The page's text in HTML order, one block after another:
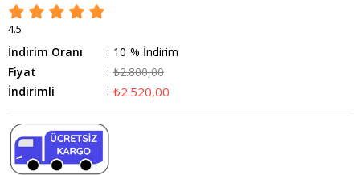
4.5
İndirim Oranı : %
10
İndirim
Fiyat
: ₺2.800,00
İndirimli
: ₺2.520,00